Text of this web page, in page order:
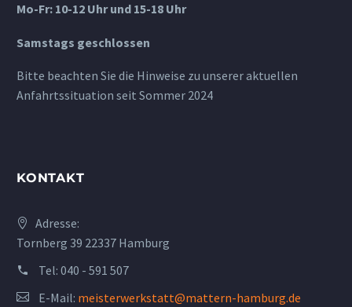
Mo-Fr: 10-12 Uhr und 15-18 Uhr
Samstags geschlossen
Bitte beachten Sie die Hinweise zu unserer aktuellen
Anfahrtssituation seit Sommer 2024
KONTAKT
Adresse:
Tornberg 39 22337 Hamburg
Tel: 040 - 591 507
E-Mail: meisterwerkstatt@mattern-hamburg.de